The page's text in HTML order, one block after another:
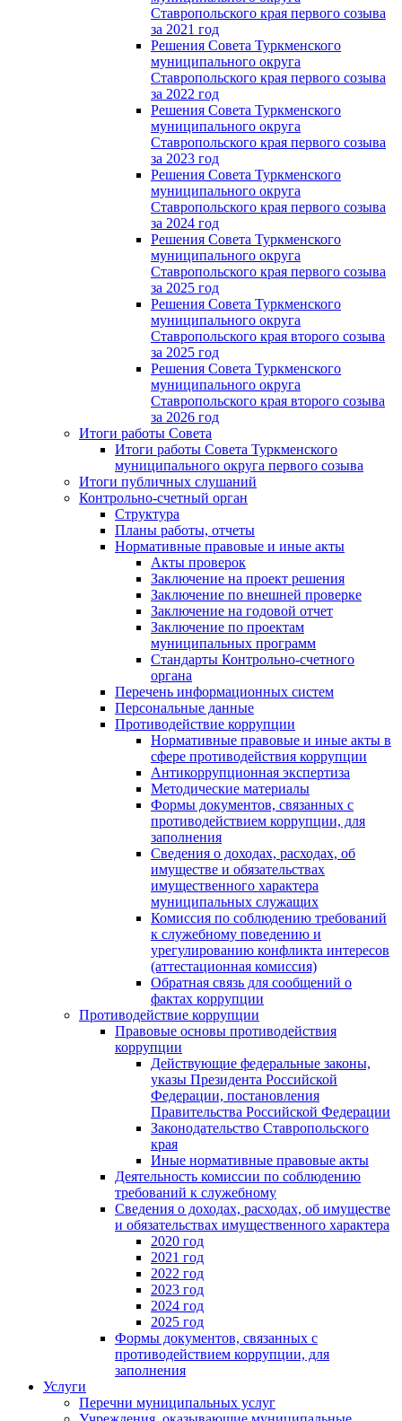
Ставропольского края первого созыва
за 2021 год
Решения Совета Туркменского
муниципального округа
Ставропольского края первого созыва
за 2022 год
Решения Совета Туркменского
муниципального округа
Ставропольского края первого созыва
за 2023 год
Решения Совета Туркменского
муниципального округа
Ставропольского края первого созыва
за 2024 год
Решения Совета Туркменского
муниципального округа
Ставропольского края первого созыва
за 2025 год
Решения Совета Туркменского
муниципального округа
Ставропольского края второго созыва
за 2025 год
Решения Совета Туркменского
муниципального округа
Ставропольского края второго созыва
за 2026 год
Итоги работы Совета
Итоги работы Совета Туркменского
муниципального округа первого созыва
Итоги публичных слушаний
Контрольно-счетный орган
Структура
Планы работы, отчеты
Нормативные правовые и иные акты
Акты проверок
Заключение на проект решения
Заключение по внешней проверке
Заключение на годовой отчет
Заключение по проектам
муниципальных программ
Стандарты Контрольно-счетного
органа
Перечень информационных систем
Персональные данные
Противодействие коррупции
Нормативные правовые и иные акты в
сфере противодействия коррупции
Антикоррупционная экспертиза
Методические материалы
Формы документов, связанных с
противодействием коррупции, для
заполнения
Сведения о доходах, расходах, об
имуществе и обязательствах
имущественного характера
муниципальных служащих
Комиссия по соблюдению требований
к служебному поведению и
урегулированию конфликта интересов
(аттестационная комиссия)
Обратная связь для сообщений о
фактах коррупции
Противодействие коррупции
Правовые основы противодействия
коррупции
Действующие федеральные законы,
указы Президента Российской
Федерации, постановления
Правительства Российской Федерации
Законодательство Ставропольского
края
Иные нормативные правовые акты
Деятельность комиссии по соблюдению
требований к служебному
Сведения о доходах, расходах, об имуществе
и обязательствах имущественного характера
2020 год
2021 год
2022 год
2023 год
2024 год
2025 год
Формы документов, связанных с
противодействием коррупции, для
заполнения
Услуги
Перечни муниципальных услуг